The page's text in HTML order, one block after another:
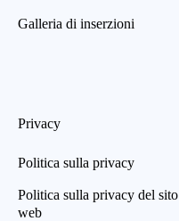
Galleria di inserzioni
Privacy
Politica sulla privacy
Politica sulla privacy del sito
web